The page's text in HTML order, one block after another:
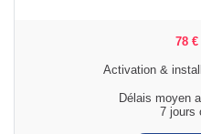
78 €
Activation &
Délais moyen
7 jours